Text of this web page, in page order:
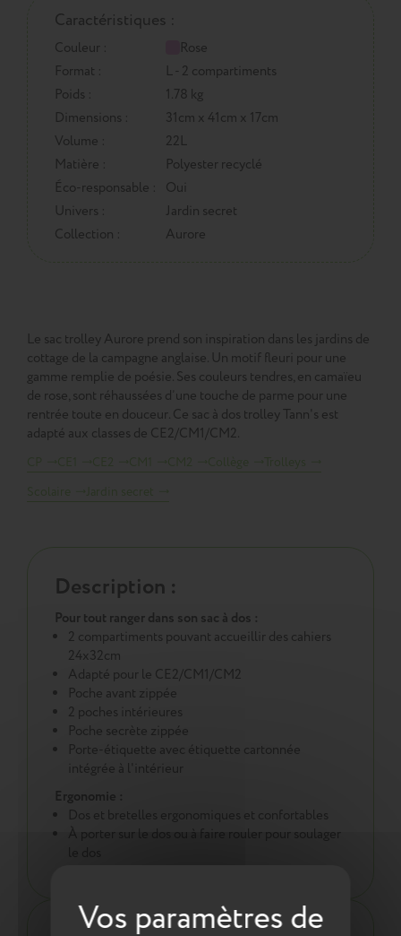
Caractéristiques :
Couleur :
Rose
Format :
L - 2 compartiments
Poids :
1.78 kg
Dimensions :
31cm x 41cm x 17cm
Volume :
22L
Matière :
Polyester recyclé
Éco-responsable :
Oui
Univers :
Jardin secret
Collection :
Aurore
Le sac trolley Aurore prend son inspiration dans les jardins de
cottage de la campagne anglaise. Un motif fleuri pour une
gamme remplie de poésie. Ses couleurs tendres, en camaïeu
de rose, sont réhaussées d’une touche de parme pour une
rentrée toute en douceur. Ce sac à dos trolley Tann's est
adapté aux classes de CE2/CM1/CM2.
Description :
Pour tout ranger dans son sac à dos :
2 compartiments pouvant accueillir des cahiers
24x32cm
Adapté pour le CE2/CM1/CM2
Poche avant zippée
2 poches intérieures
Poche secrète zippée
Porte-étiquette avec étiquette cartonnée
intégrée à l'intérieur
Ergonomie :
Dos et bretelles ergonomiques et confortables
À porter sur le dos ou à faire rouler pour soulager